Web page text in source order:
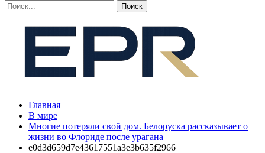
Главная
В мире
Многие потеряли свой дом. Белоруска рассказывает о
жизни во Флориде после урагана
e0d3d659d7e43617551a3e3b635f2966